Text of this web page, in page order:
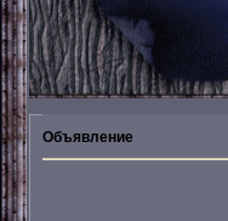
Объявление